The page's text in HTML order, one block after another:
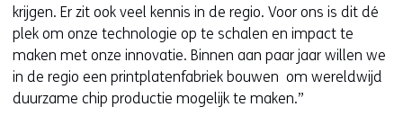
n
n
i
e
u
krijgen. Er zit ook veel kennis in de regio. Voor ons is dit dé
plek om onze technologie op te schalen en impact te
maken met onze innovatie. Binnen aan paar jaar willen we
in de regio een printplatenfabriek bouwen om wereldwijd
duurzame chip productie mogelijk te maken.”